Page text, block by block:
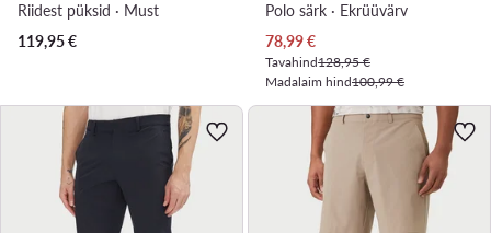
Riidest püksid · Must
119,95€
Polo särk · Ekrüüvärv
Praegune hind
78,99€
Tavahind128,95 €
Madalaim hind100,99 €